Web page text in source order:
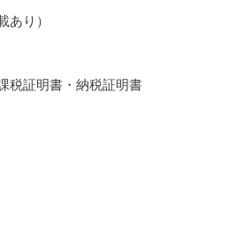
あり）
税証明書・納税証明書